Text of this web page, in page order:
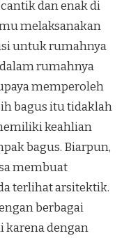
dan enak di
melaksanakan
untuk rumahnya
rumahnya
memperoleh
bagus itu tidaklah
keahlian
bagus. Biarpun,
membuat
terlihat arsitektik.
berbagai
karena dengan